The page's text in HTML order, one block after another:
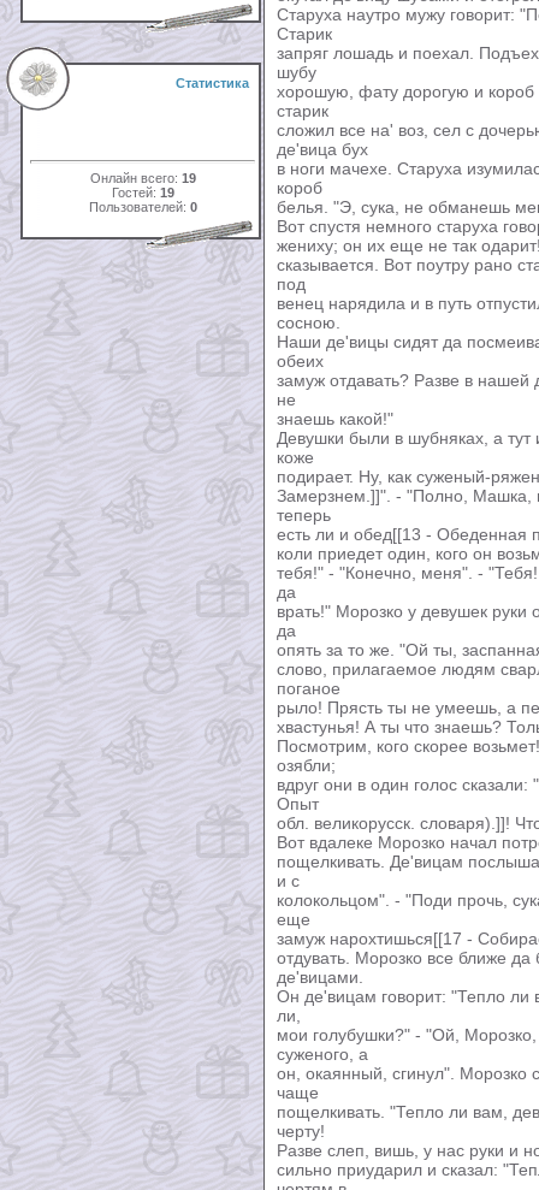
Статистика
Онлайн всего: 19
Гостей: 19
Пользователей: 0
Старуха наутро мужу говорит:
Старик
запряг лошадь и поехал.
шубу
хорошую, фату дорогую и короб
старик
сложил все на' воз, сел с
де'вица бух
в ноги мачехе. Старуха
короб
белья. "Э, сука, не обманешь
Вот спустя немного старуха
жениху; он их еще не так
сказывается. Вот поутру рано
под
венец нарядила и в путь
сосною.
Наши де'вицы сидят да
обеих
замуж отдавать? Разве в нашей
не
знаешь какой!"
Девушки были в шубняках, а
коже
подирает. Ну, как суженый-
Замерзнем.]]". - "Полно, Машка,
теперь
есть ли и обед[[13 - Обеденная
коли приедет один, кого он
тебя!" - "Конечно, меня". -
да
врать!" Морозко у девушек руки
да
опять за то же. "Ой ты,
слово, прилагаемое людям
поганое
рыло! Прясть ты не умеешь, а
хвастунья! А ты что знаешь?
Посмотрим, кого скорее
озябли;
вдруг они в один голос
Опыт
обл. великорусск. словаря).]]!
Вот вдалеке Морозко начал
пощелкивать. Де'вицам
и с
колокольцом". - "Поди прочь,
еще
замуж нарохтишься[[17 -
отдувать. Морозко все ближе
де'вицами.
Он де'вицам говорит: "Тепло
ли,
мои голубушки?" - "Ой,
суженого, а
он, окаянный, сгинул". Морозко
чаще
пощелкивать. "Тепло ли вам,
черту!
Разве слеп, вишь, у нас руки и
сильно приударил и сказал: